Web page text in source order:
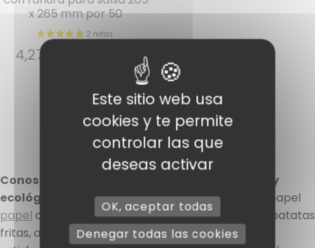
x 265 mm por 50
4,27
Leer más
Conos para patatas fritas: El aliado práctico y
ecológico para tus degustacionesConos de
papel
papel o de cartón son la opción ideal para servir patatas
fritas, aperitivos y otras delicias. Diseñados para
Este sitio web usa
cookies y te permite
controlar las que
deseas activar
OK, aceptar todas
Denegar todas las cookies